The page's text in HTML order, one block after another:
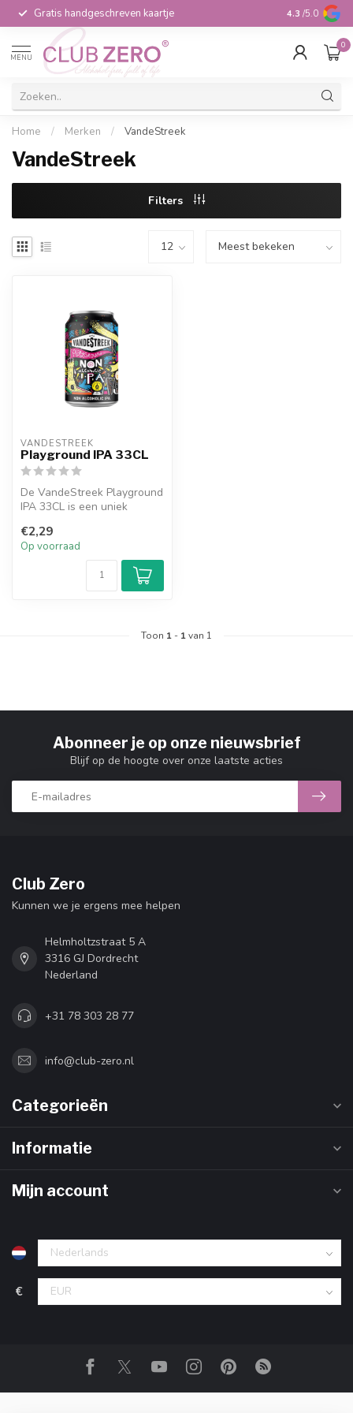
Gratis handgeschreven kaartje Voor 16:00
4.3 /5.0
MENU
0
Home / Merken / VandeStreek
VandeStreek
Filters
VANDESTREEK
Playground IPA 33CL
De VandeStreek Playground
IPA 33CL is een uniek
veel...
€2,29
Op voorraad
Toon 1 - 1van 1
Abonneer je op onze nieuwsbrief
Blijf op de hoogte over onze laatste acties
Club Zero
Kunnen we je ergens mee helpen
Helmholtzstraat 5 A
3316 GJ Dordrecht
Nederland
+31 78 303 28 77
info@club-zero.nl
Categorieën
Informatie
Mijn account
€